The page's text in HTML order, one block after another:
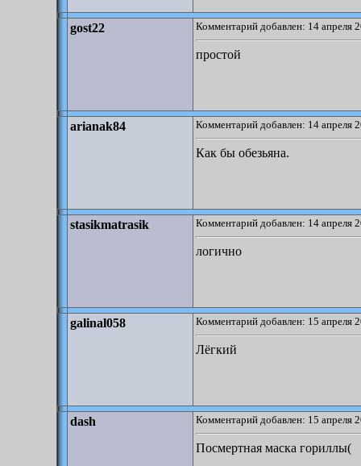
gost22 Комментарий добавлен: 14 апреля
простой
arianak84 Комментарий добавлен: 14 апреля
Как бы обезьяна.
stasikmatrasik Комментарий добавлен: 14 апреля
логично
galinal058 Комментарий добавлен: 15 апреля
Лёгкий
dash Комментарий добавлен: 15 апреля
Посмертная маска гориллы(